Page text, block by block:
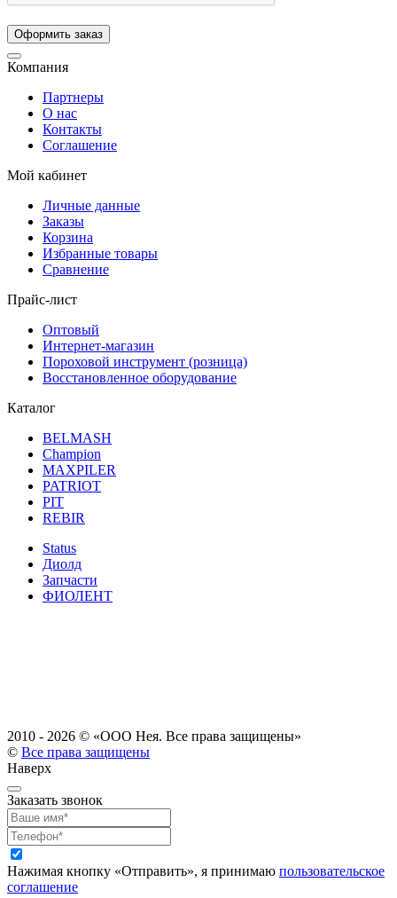
Компания
Партнеры
О нас
Контакты
Соглашение
Мой кабинет
Личные данные
Заказы
Корзина
Избранные товары
Сравнение
Прайс-лист
Оптовый
Интернет-магазин
Пороховой инструмент (розница)
Восстановленное оборудование
Каталог
BELMASH
Champion
MAXPILER
PATRIOT
PIT
REBIR
Status
Диолд
Запчасти
ФИОЛЕНТ
2010 - 2026 © «ООО Нея. Все права защищены»
© Все права защищены
Наверх
Заказать звонок
Нажимая кнопку «Отправить», я принимаю пользовательское
соглашение